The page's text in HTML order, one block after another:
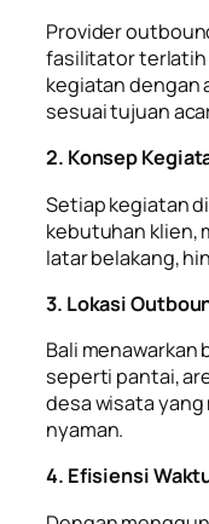
Provider
fasilitator terlatih
kegiatan dengan
sesuai tujuan
2. Konsep
Setiap kegiatan
kebutuhan klien,
latar belakang,
3. Lokasi
Bali menawarkan
seperti pantai,
desa wisata
nyaman.
4. Efisiensi